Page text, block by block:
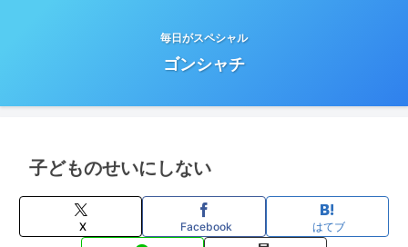
毎日がスペシャル
ゴンシャチ
子どものせいにしない
X Facebook はてブ